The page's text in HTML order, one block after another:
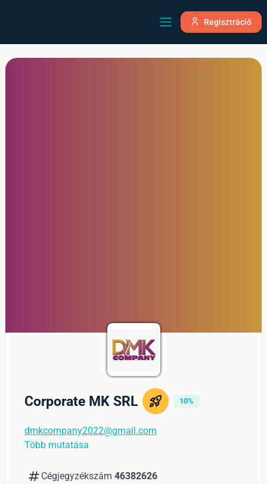
Regisztráció
Corporate MK SRL 10%
dmkcompany2022@gmail.com
Több mutatása
numbers Cégjegyzékszám 46382626